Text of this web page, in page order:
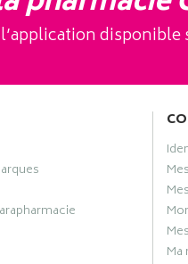
disponible
Ma